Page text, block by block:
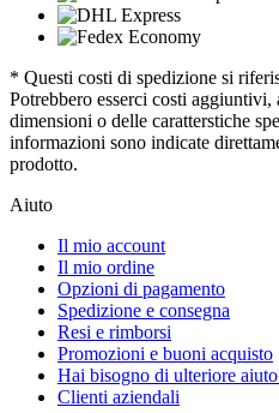
* Questi costi di spedizione si
Potrebbero esserci costi aggiuntivi,
dimensioni o delle caratterstiche
informazioni sono indicate
prodotto.
Aiuto
Il mio account
Il mio ordine
Opzioni di pagamento
Spedizione e consegna
Resi e rimborsi
Promozioni e buoni acquisto
Hai bisogno di ulteriore
Clienti aziendali